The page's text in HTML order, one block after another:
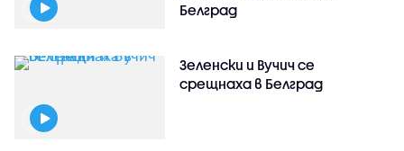
Белград
Зеленски и Вучич се
срещнаха в Белград